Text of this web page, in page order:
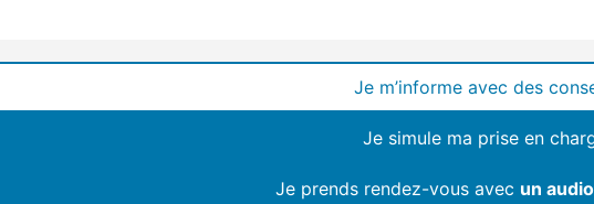
Je m’informe avec des
Je simule ma prise en
Je prends rendez-vous avec un